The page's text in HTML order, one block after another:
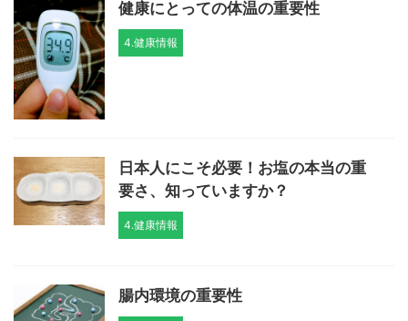
健康にとっての体温の重要性
4.健康情報
日本人にこそ必要！お塩の本当の重
要さ、知っていますか？
4.健康情報
腸内環境の重要性